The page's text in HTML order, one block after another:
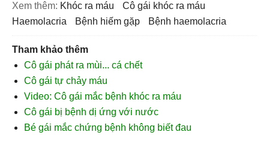
Xem thêm: khóc ra máu
cô gái khóc ra máu
haemolacria
bệnh hiếm gặp bệnh haemolacria
Tham khảo thêm
Cô gái phát ra mùi... cá chết
Cô gái tự chảy máu
Video: Cô gái mắc bệnh khóc ra máu
Cô gái bị bệnh dị ứng với nước
Bé gái mắc chứng bệnh không biết đau